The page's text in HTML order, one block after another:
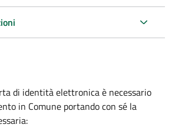
di identità elettronica è necessario
in Comune portando con sé la